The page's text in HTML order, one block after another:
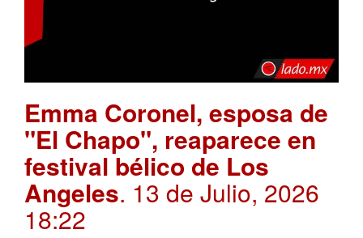
Emma Coronel, esposa de
"El Chapo", reaparece en
festival bélico de Los
Angeles. 13 de Julio, 2026
18:22